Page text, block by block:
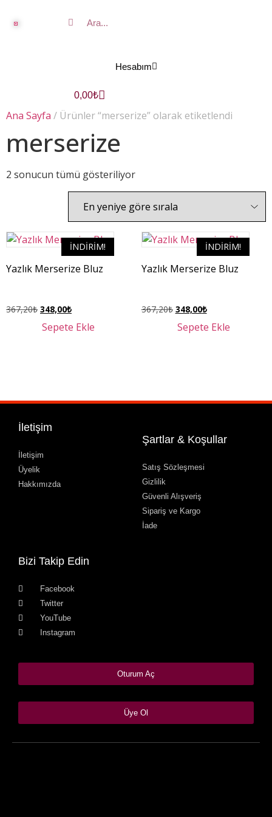
Hesabım
0,00₺
Ana Sayfa / Ürünler “merserize” olarak etiketlendi
merserize
2 sonucun tümü gösteriliyor
İNDIRIM!
Yazlık Merserize Bluz
367,20₺ 348,00₺
Sepete Ekle
İNDIRIM!
Yazlık Merserize Bluz
367,20₺ 348,00₺
Sepete Ekle
İletişim
İletişim
Üyelik
Hakkımızda
Şartlar & Koşullar
Satış Sözleşmesi
Gizlilik
Güvenli Alışveriş
Sipariş ve Kargo
İade
Bizi Takip Edin
Facebook
Twitter
YouTube
Instagram
Oturum Aç
Üye Ol